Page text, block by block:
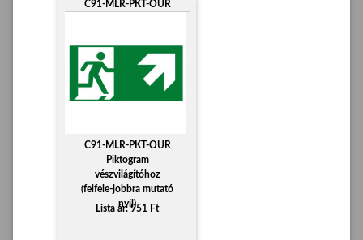
C91-MLR-PKT-OUR
C91-MLR-PKT-OUR
Piktogram
vészvilágítóhoz
(felfele-jobbra mutató
nyíl)
Lista ár: 951 Ft